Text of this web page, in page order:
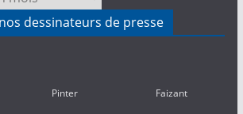
nos dessinateurs de presse
Pinter Faizant